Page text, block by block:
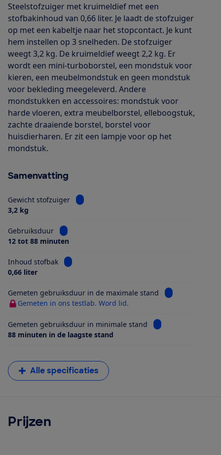
Steelstofzuiger met kruimeldief met een
stofbakinhoud van 0,66 liter. Je laadt de stofzuiger
op met een kabeltje naar het stopcontact. Je kunt
hem instellen op 3 snelheden. De stofzuiger
weegt 3,2 kg. De kruimeldief weegt 2,2 kg. Er
wordt een mini-turboborstel, een mondstuk voor
kieren, een meubelmondstuk en geen mondstuk
voor bekleding meegeleverd. Andere
mondstukken en accessoires: mondstuk voor
harde vloeren, extra meubelborstel, elleboogstuk,
zachte draaiende borstel, borstel voor
huisdierharen. Er zit een lampje voor op het
mondstuk.
Samenvatting
Gewicht stofzuiger
Bekijk informatie voor Gewicht stofzuiger
3,2 kg
Gebruiksduur
Bekijk informatie voor Gebruiksduur
12 tot 88 minuten
Inhoud stofbak
Bekijk informatie voor Inhoud stofbak
0,66 liter
Gemeten gebruiksduur in de maximale stand
Bekijk
Gemeten in ons testlab. Word lid.
Gemeten gebruiksduur in minimale stand
Bekijk informatie
88 minuten in de laagste stand
Alle specificaties
Prijzen